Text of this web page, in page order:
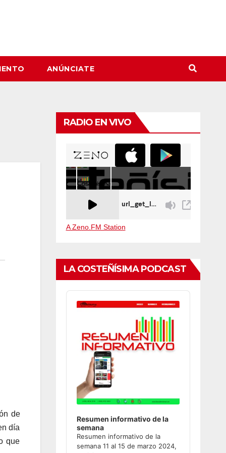
ANÚNCIATE
de
día
que
RADIO EN VIVO
A Zeno.FM Station
LA COSTEÑÍSIMA PODCAST
Audio
Player
Resumen informativo de la
semana
Resumen informativo de la
semana 11 al 15 de marzo 2024,